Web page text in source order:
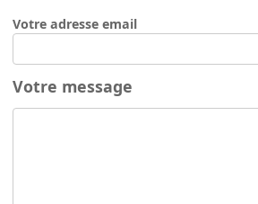
Votre adresse email
Votre message